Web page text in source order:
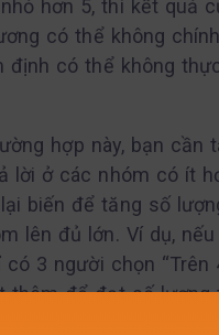
hơn 5, thì kết quả
có thể không
định có thể không
hợp này, bạn cần
lời ở các nhóm có ít
biến để tăng số
lên đủ lớn. Ví dụ,
có 3 người chọn “Trên
thêm để đạt số lượng